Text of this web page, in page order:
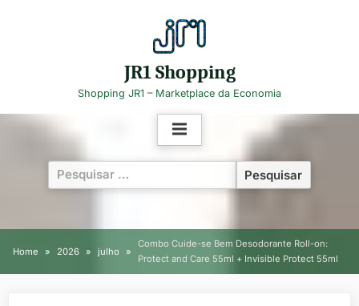
JR1 Shopping
Shopping JR1 – Marketplace da Economia
Pesquisar
por:
Home 2026 julho
Combo Cuide-se Bem Desodorante Roll-on:
Protect and Care 55ml + Invisible Protect 55ml